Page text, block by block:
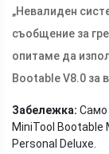
„Невалиден
съобщение за
опитаме да
Bootable V8.0 за
Забележка: Само
MiniTool Bootable
Personal Deluxe.